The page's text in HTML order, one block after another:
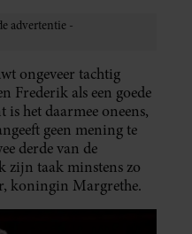
ongeveer tachtig
Frederik als een goede
is het daarmee oneens,
geen mening te
derde van de
zijn taak minstens zo
koningin Margrethe.